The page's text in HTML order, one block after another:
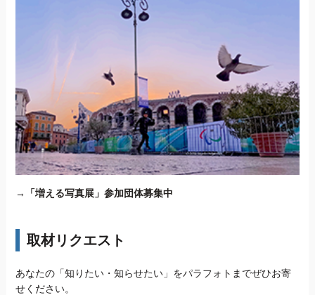
→ 「増える写真展」参加団体募集中
取材リクエスト
あなたの「知りたい・知らせたい」をパラフォトまでぜひお寄
せください。